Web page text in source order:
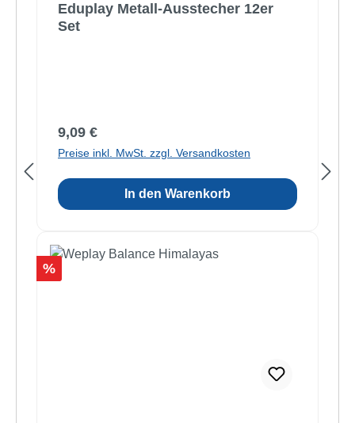
Eduplay Metall-Ausstecher 12er
Set
Regulärer Preis:
9,09 €
Preise inkl. MwSt. zzgl. Versandkosten
In den Warenkorb
Rabatt
%